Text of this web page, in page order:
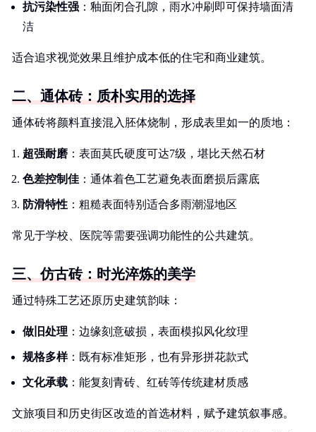
抗污染性强 ：釉面闭合孔隙，雨水冲刷即可保持墙面清
洁
适合追求视觉效果且维护成本低的住宅和商业建筑。
二、通体砖：质朴实用的选择
通体砖将颜料直接混入胚体烧制，形成表里如一的质地：
超强耐磨 ：表面莫氏硬度可达7级，堪比天然石材
色差控制佳 ：通体着色工艺避免表面磨损后露底
防滑特性 ：粗糙表面特别适合多雨潮湿地区
常见于学校、医院等需要强调功能性的公共建筑。
三、仿古砖：时光淬炼的美学
通过特殊工艺还原历史建筑韵味：
做旧处理 ：边缘刻意破损，表面模拟风化纹理
规格多样：既有标准矩形，也有异形拼花款式
文化承载 ：能复刻青砖、红砖等传统建材质感
文旅项目和历史街区改造的首选材料，赋予建筑叙事感。